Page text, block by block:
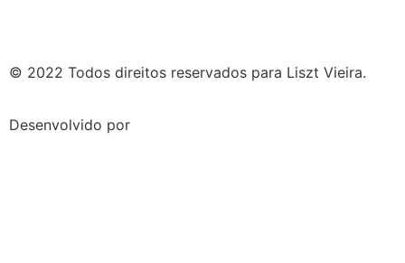
© 2022 Todos direitos reservados para Liszt Vieira.
Desenvolvido por